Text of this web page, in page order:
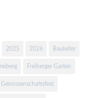
2025 2026 Bauleiter
Freiberger Garten
Genossenschaftsfest